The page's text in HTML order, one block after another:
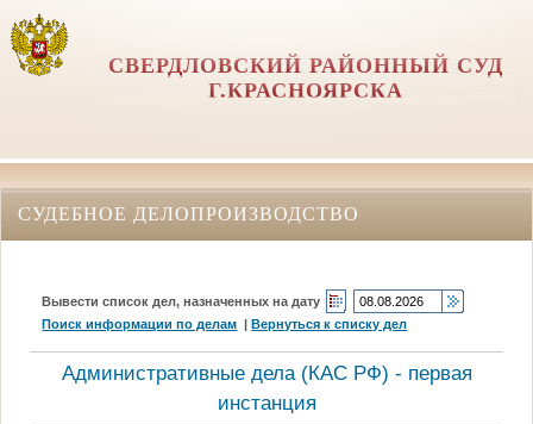
СВЕРДЛОВСКИЙ РАЙОННЫЙ СУД
Г.КРАСНОЯРСКА
СУДЕБНОЕ ДЕЛОПРОИЗВОДСТВО
Вывести список дел, назначенных на дату
Поиск информации по делам |Вернуться к списку дел
Административные дела (КАC РФ) - первая
инстанция